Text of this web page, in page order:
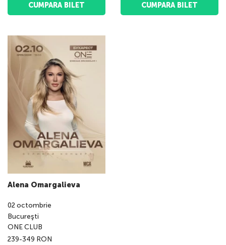
CUMPARA BILET CUMPARA BILET
Alena Omargalieva
02octombrie
Bucureşti
ONE CLUB
239-349 RON